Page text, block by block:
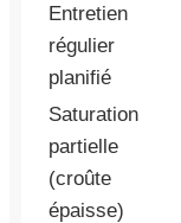
Entretien
régulier
planifié
Saturation
partielle
(croûte
épaisse)